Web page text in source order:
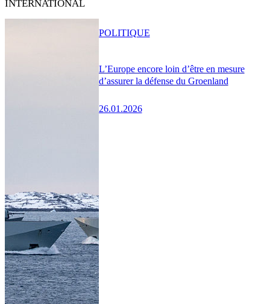
INTERNATIONAL
L’Europe encore loin d’être en mesure
d’assurer la défense du Groenland
26.01.2026
POLITIQUE